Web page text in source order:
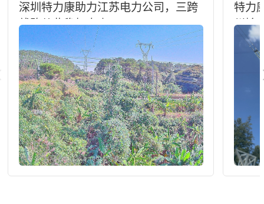
深圳特力康助力江苏电力公司，三跨
线路从此稳如泰山
特力
州输